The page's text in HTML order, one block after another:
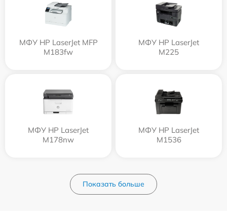
МФУ HP LaserJet MFP
M183fw
МФУ HP LaserJet
M225
МФУ HP LaserJet
M178nw
МФУ HP LaserJet
M1536
Показать больше